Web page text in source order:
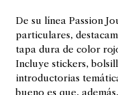
De su línea Passion
particulares,
tapa dura de color
Incluye stickers,
introductorias